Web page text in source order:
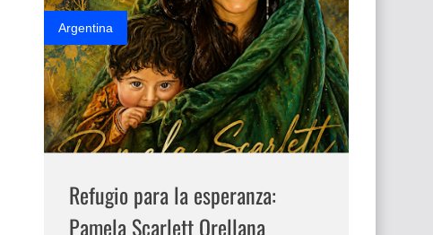
Argentina
Refugio para la esperanza:
Pamela Scarlett Orellana